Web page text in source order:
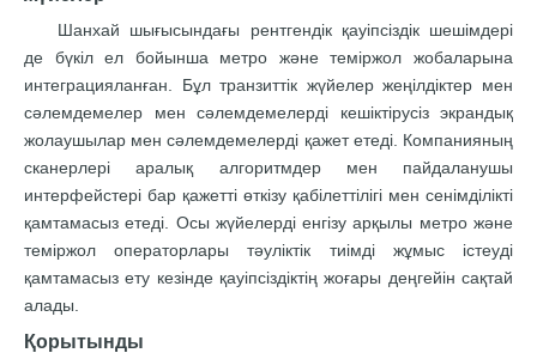
Шанхай шығысындағы рентгендік қауіпсіздік шешімдері
де бүкіл ел бойынша метро және теміржол жобаларына
интеграцияланған. Бұл транзиттік жүйелер жеңілдіктер мен
сәлемдемелер мен сәлемдемелерді кешіктірусіз экрандық
жолаушылар мен сәлемдемелерді қажет етеді. Компанияның
сканерлері аралық алгоритмдер мен пайдаланушы
интерфейстері бар қажетті өткізу қабілеттілігі мен сенімділікті
қамтамасыз етеді. Осы жүйелерді енгізу арқылы метро және
теміржол операторлары тәуліктік тиімді жұмыс істеуді
қамтамасыз ету кезінде қауіпсіздіктің жоғары деңгейін сақтай
алады.
Қорытынды